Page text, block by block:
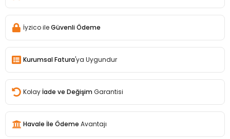
İyzico ileGüvenli Ödeme
Kurumsal Fatura'ya Uygundur
Kolay İade ve Değişim Garantisi
Havale İle Ödeme Avantajı